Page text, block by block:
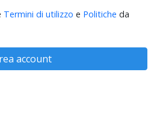
Termini di utilizzo e Politiche da
account